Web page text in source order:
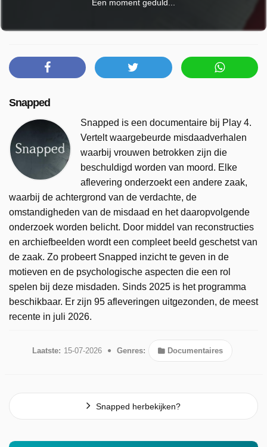
Een moment geduld...
Snapped
Snapped is een documentaire bij Play 4.
Vertelt waargebeurde misdaadverhalen
waarbij vrouwen betrokken zijn die
beschuldigd worden van moord. Elke
aflevering onderzoekt een andere zaak,
waarbij de achtergrond van de verdachte, de
omstandigheden van de misdaad en het daaropvolgende
onderzoek worden belicht. Door middel van reconstructies
en archiefbeelden wordt een compleet beeld geschetst van
de zaak. Zo probeert Snapped inzicht te geven in de
motieven en de psychologische aspecten die een rol
spelen bij deze misdaden. Sinds 2025 is het programma
beschikbaar. Er zijn 95 afleveringen uitgezonden, de meest
recente in juli 2026.
Laatste: 15-07-2026 Genres: Documentaires
Snapped herbekijken?